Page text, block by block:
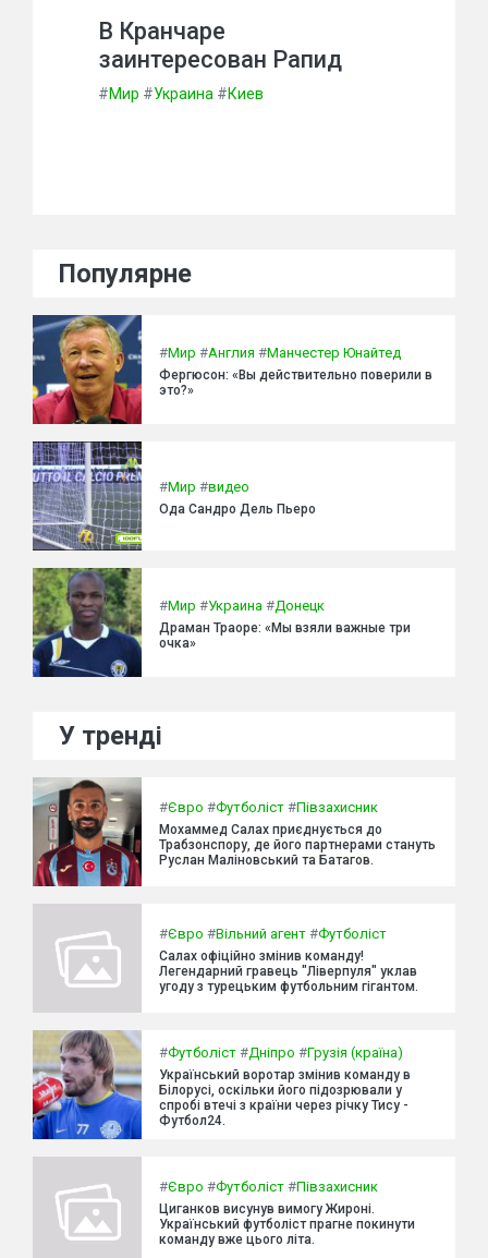
В Кранчаре
заинтересован Рапид
#Мир #Украина #Киев
Популярне
#Мир #Англия #Манчестер Юнайтед
Фергюсон: «Вы действительно поверили в
это?»
#Мир #видео
Ода Сандро Дель Пьеро
#Мир #Украина #Донецк
Драман Траоре: «Мы взяли важные три
очка»
У тренді
#Євро #Футболіст #Півзахисник
Мохаммед Салах приєднується до
Трабзонспору, де його партнерами стануть
Руслан Маліновський та Батагов.
#Євро #Вільний агент #Футболіст
Салах офіційно змінив команду!
Легендарний гравець "Ліверпуля" уклав
угоду з турецьким футбольним гігантом.
#Футболіст #Дніпро #Грузія (країна)
Український воротар змінив команду в
Білорусі, оскільки його підозрювали у
спробі втечі з країни через річку Тису -
Футбол24.
#Євро #Футболіст #Півзахисник
Циганков висунув вимогу Жироні.
Український футболіст прагне покинути
команду вже цього літа.